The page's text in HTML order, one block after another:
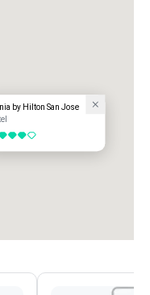
by Hilton San Jose
5